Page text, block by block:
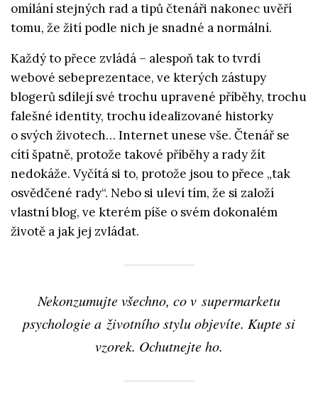
omílání stejných rad a tipů čtenáři nakonec uvěří
tomu, že žití podle nich je snadné a normální.
Každý to přece zvládá – alespoň tak to tvrdí
webové sebeprezentace, ve kterých zástupy
blogerů sdílejí své trochu upravené příběhy, trochu
falešné identity, trochu idealizované historky
o svých životech… Internet unese vše. Čtenář se
cítí špatně, protože takové příběhy a rady žít
nedokáže. Vyčítá si to, protože jsou to přece „tak
osvědčené rady“. Nebo si uleví tím, že si založí
vlastní blog, ve kterém píše o svém dokonalém
životě a jak jej zvládat.
Nekonzumujte všechno, co v supermarketu
psychologie a životního stylu objevíte. Kupte si
vzorek. Ochutnejte ho.